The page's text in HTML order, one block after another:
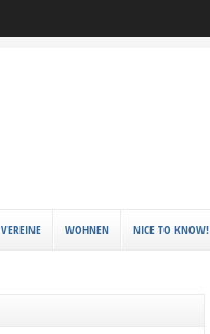
VEREINE WOHNEN NICE TO KNOW!